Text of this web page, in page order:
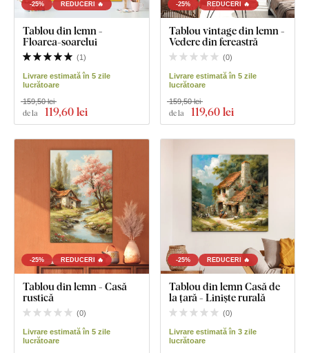
-25% REDUCERI 🔥
Tablou din lemn -
Floarea-soarelui
(1)
Livrare estimată în 5 zile
lucrătoare
de la 119,60 lei
159,50 lei
-25% REDUCERI 🔥
Tablou vintage din lemn -
Vedere din fereastră
(0)
Livrare estimată în 5 zile
lucrătoare
de la 119,60 lei
159,50 lei
-25% REDUCERI 🔥
Tablou din lemn - Casă
rustică
(0)
Livrare estimată în 5 zile
lucrătoare
-25% REDUCERI 🔥
Tablou din lemn Casă de
la țară - Liniște rurală
(0)
Livrare estimată în 3 zile
lucrătoare